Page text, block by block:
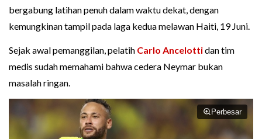
bergabung latihan penuh dalam waktu dekat, dengan
kemungkinan tampil pada laga kedua melawan Haiti, 19 Juni.
Sejak awal pemanggilan, pelatih Carlo Ancelottidan tim
medis sudah memahami bahwa cedera Neymar bukan
masalah ringan.
Perbesar